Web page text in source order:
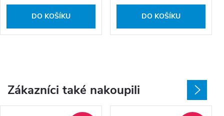
DO KOŠÍKU DO KOŠÍKU
Zákazníci také nakoupili